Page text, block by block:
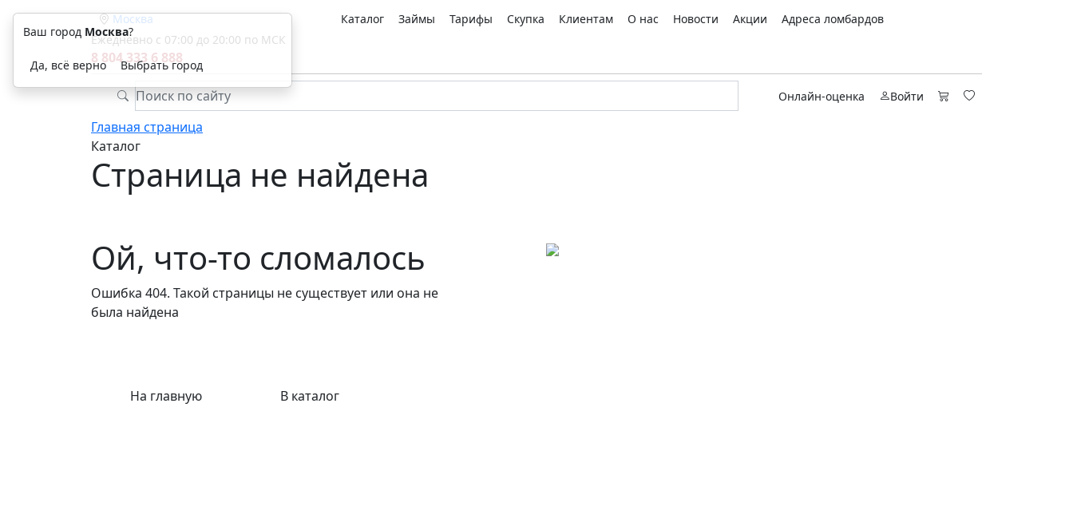
Москва Каталог Займы Тарифы Скупка Клиентам О нас Новости Акции
Адреса ломбардов
Ежедневно с 07:00 до 20:00 по МСК
8 804 333 6 888
Онлайн-оценка Войти
Главная страница
Каталог
Страница не найдена
Ой, что-то сломалось
Ошибка 404. Такой страницы не существует или она не
была найдена
На главную В каталог
Ваш город Москва?
Да, всё верно Выбрать город